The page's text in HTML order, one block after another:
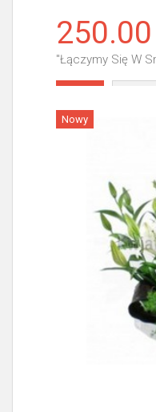
250.00
"Łączymy Się W
Nowy